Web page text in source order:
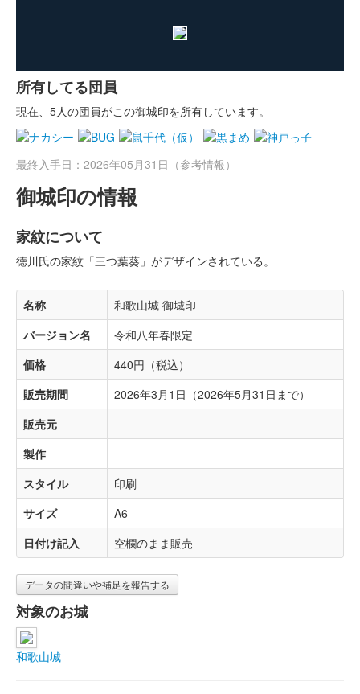
所有してる団員
現在、5人の団員がこの御城印を所有しています。
最終入手日：2026年05月31日（参考情報）
御城印の情報
家紋について
徳川氏の家紋「三つ葉葵」がデザインされている。
名称
和歌山城 御城印
バージョン名
令和八年春限定
価格
440円（税込）
販売期間
2026年3月1日（2026年5月31日まで）
販売元
製作
スタイル
印刷
サイズ
A6
日付け記入
空欄のまま販売
データの間違いや補足を報告する
対象のお城
和歌山城